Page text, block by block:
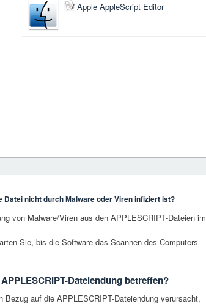
Apple AppleScript Editor
Datei nicht durch Malware oder Viren infiziert ist?
von Malware/Viren aus den APPLESCRIPT-Dateien im
Sie, bis die Software das Scannen des Computers
Dateiendung betreffen?
auf die APPLESCRIPT-Dateiendung verursacht,